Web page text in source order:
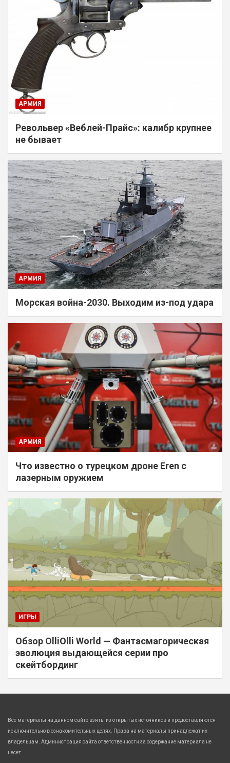
АРМИЯ
Револьвер «Веблей-Прайс»: калибр крупнее
не бывает
АРМИЯ
Морская война-2030. Выходим из-под удара
АРМИЯ
Что известно о турецком дроне Eren с
лазерным оружием
ИГРЫ
Обзор OlliOlli World — Фантасмагорическая
эволюция выдающейся серии про
скейтбординг
Все материалы на данном сайте взяты из открытых источников и предоставляются
исключительно в ознакомительных целях. Права на материалы принадлежат их
владельцам. Администрация сайта ответственности за содержание материала не
несет.